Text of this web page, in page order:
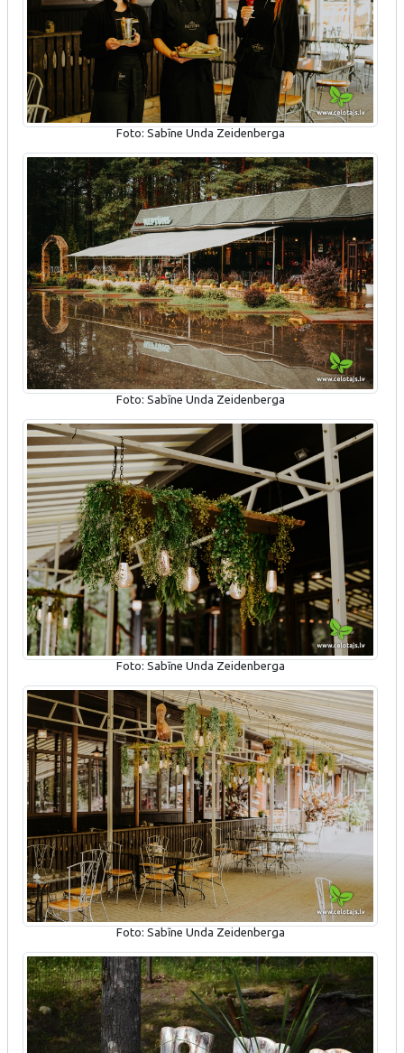
Foto: Sabīne Unda Zeidenberga
Foto: Sabīne Unda Zeidenberga
Foto: Sabīne Unda Zeidenberga
Foto: Sabīne Unda Zeidenberga